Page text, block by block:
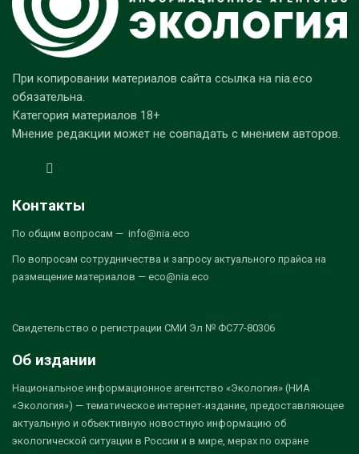
При копировании материалов сайта ссылка на nia.eco
обязательна.
Категория материалов 18+
Мнение редакции может не совпадать с мнением авторов.
Контакты
По общим вопросам — info@nia.eco
По вопросам сотрудничества и запросу актуального прайса на
размещение материалов — eco@nia.eco
Свидетельство о регистрации СМИ Эл № ФС77-80306
Об издании
Национальное информационное агентство «Экология» (НИА
«Экология») — тематическое интернет-издание, предоставляющее
актуальную и объективную новостную информацию об
экологической ситуации в России и в мире, мерах по охране